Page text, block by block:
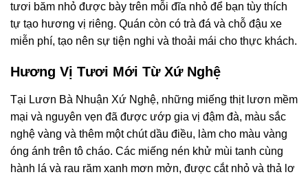
tươi băm nhỏ được bày trên mỗi đĩa nhỏ để bạn tùy thích
tự tạo hương vị riêng. Quán còn có trà đá và chỗ đậu xe
miễn phí, tạo nên sự tiện nghi và thoải mái cho thực khách.
Hương Vị Tươi Mới Từ Xứ Nghệ
Tại Lươn Bà Nhuận Xứ Nghệ, những miếng thịt lươn mềm
mại và nguyên vẹn đã được ướp gia vị đậm đà, màu sắc
nghệ vàng và thêm một chút dầu điều, làm cho màu vàng
óng ánh trên tô cháo. Các miếng nén khử mùi tanh cùng
hành lá và rau răm xanh mơn mởn, được cắt nhỏ và thả lơ